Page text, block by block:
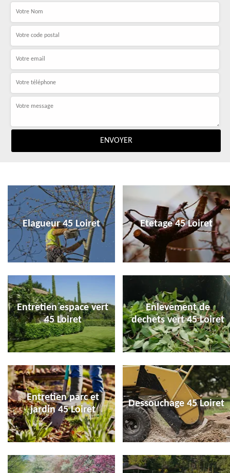
Elagueur 45 Loiret Etetage 45 Loiret
Entretien espace vert
45 Loiret
Enlevement de
dechets vert 45 Loiret
Entretien parc et
jardin 45 Loiret
Dessouchage 45 Loiret